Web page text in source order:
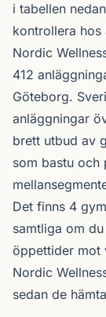
i tabellen
kontrollera hos
Nordic
412
Göteborg.
anläggningar
brett utbud av
som bastu och
Det finns 4
samtliga om
öppettider mot
Nordic
sedan de